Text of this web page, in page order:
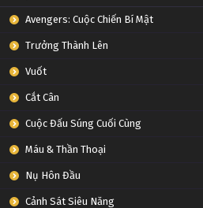
Avengers: Cuộc Chiến Bí Mật
Trưởng Thành Lên
Vuốt
Cắt Cân
Cuộc Đấu Súng Cuối Cùng
Máu & Thần Thoại
Nụ Hôn Đầu
Cảnh Sát Siêu Năng